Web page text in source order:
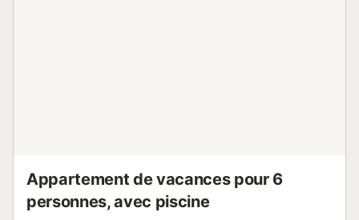
Appartement de vacances pour 6
personnes, avec piscine